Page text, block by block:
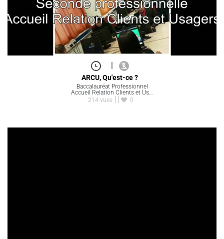
|
ARCU, Qu'est-ce ?
Baccalauréat Professionnel
Accueil Relation Clients et Us…
214 vues
0